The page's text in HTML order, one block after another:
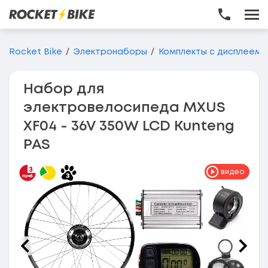
Перейти до основного вмісту
Rocket Bike Электронаборы Комплекты с дисплеем
Набор для
электровелосипеда MXUS
XF04 - 36V 350W LCD Kunteng
PAS
видео